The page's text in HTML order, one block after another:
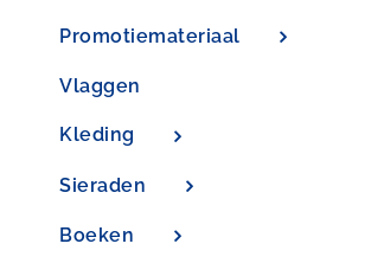
Promotiemateriaal
Vlaggen
Kleding
Sieraden
Boeken